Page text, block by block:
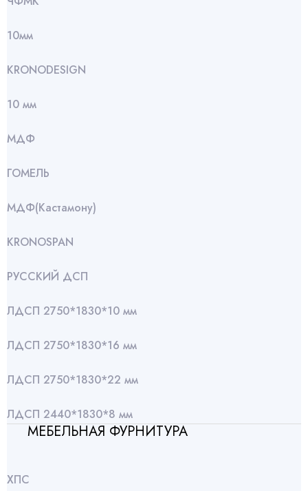
10мм
KRONODESIGN
10 мм
МДФ
ГОМЕЛЬ
МДФ(Кастамону)
KRONOSPAN
РУССКИЙ ДСП
ЛДСП 2750*1830*10 мм
ЛДСП 2750*1830*16 мм
ЛДСП 2750*1830*22 мм
ЛДСП 2440*1830*8 мм
МЕБЕЛЬНАЯ ФУРНИТУРА
ХПС